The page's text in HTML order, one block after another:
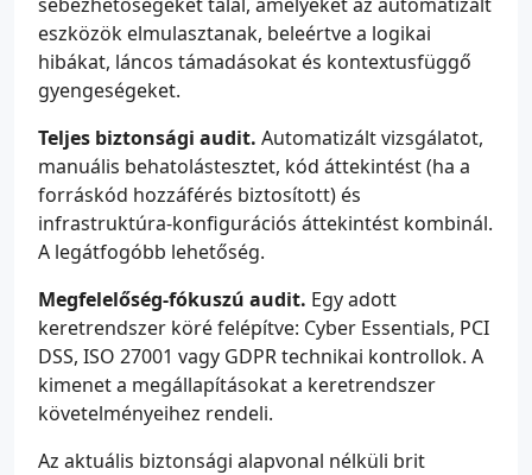
eszközök elmulasztanak, beleértve a logikai
hibákat, láncos támadásokat és kontextusfüggő
gyengeségeket.
Teljes biztonsági audit. Automatizált vizsgálatot,
manuális behatolástesztet, kód áttekintést (ha a
forráskód hozzáférés biztosított) és
infrastruktúra-konfigurációs áttekintést kombinál.
A legátfogóbb lehetőség.
Megfelelőség-fókuszú audit. Egy adott
keretrendszer köré felépítve: Cyber Essentials, PCI
DSS, ISO 27001 vagy GDPR technikai kontrollok. A
kimenet a megállapításokat a keretrendszer
követelményeihez rendeli.
Az aktuális biztonsági alapvonal nélküli brit